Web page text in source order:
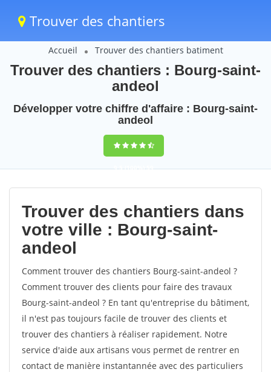
Trouver des chantiers
Accueil Trouver des chantiers batiment
Trouver des chantiers : Bourg-saint-
andeol
Développer votre chiffre d'affaire : Bourg-saint-
andeol
9,5(100%)59
votes
Trouver des chantiers dans
votre ville : Bourg-saint-
andeol
Comment trouver des chantiers Bourg-saint-andeol ?
Comment trouver des clients pour faire des travaux
Bourg-saint-andeol ? En tant qu'entreprise du bâtiment,
il n'est pas toujours facile de trouver des clients et
trouver des chantiers à réaliser rapidement. Notre
service d'aide aux artisans vous permet de rentrer en
contact de manière instantannée avec des particuliers